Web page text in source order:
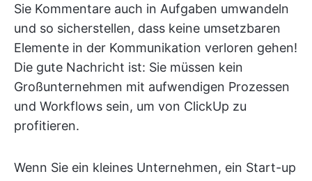
Sie Kommentare auch in Aufgaben umwandeln
und so sicherstellen, dass keine umsetzbaren
Elemente in der Kommunikation verloren gehen!
Die gute Nachricht ist: Sie müssen kein
Großunternehmen mit aufwendigen Prozessen
und Workflows sein, um von ClickUp zu
profitieren.
Wenn Sie ein kleines Unternehmen, ein Start-up